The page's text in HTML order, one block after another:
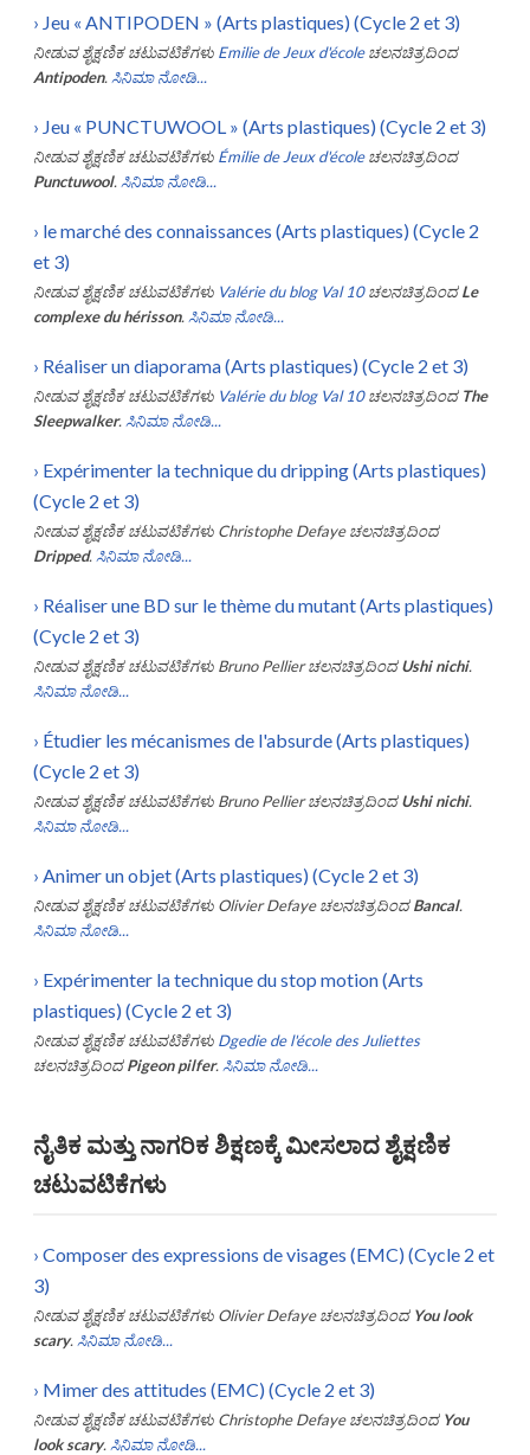
› Jeu « ANTIPODEN » (Arts plastiques) (Cycle 2 et 3)
ನೀಡುವ ಶೈಕ್ಷಣಿಕ ಚಟುವಟಿಕೆಗಳು Emilie de Jeux d'école ಚಲನಚಿತ್ರದಿಂದ
Antipoden. ಸಿನಿಮಾ ನೋಡಿ...
› Jeu « PUNCTUWOOL » (Arts plastiques) (Cycle 2 et 3)
ನೀಡುವ ಶೈಕ್ಷಣಿಕ ಚಟುವಟಿಕೆಗಳು Émilie de Jeux d'école ಚಲನಚಿತ್ರದಿಂದ
Punctuwool. ಸಿನಿಮಾ ನೋಡಿ...
› le marché des connaissances (Arts plastiques) (Cycle 2
et 3)
ನೀಡುವ ಶೈಕ್ಷಣಿಕ ಚಟುವಟಿಕೆಗಳು Valérie du blog Val 10 ಚಲನಚಿತ್ರದಿಂದ Le
complexe du hérisson. ಸಿನಿಮಾ ನೋಡಿ...
› Réaliser un diaporama (Arts plastiques) (Cycle 2 et 3)
ನೀಡುವ ಶೈಕ್ಷಣಿಕ ಚಟುವಟಿಕೆಗಳು Valérie du blog Val 10 ಚಲನಚಿತ್ರದಿಂದ The
Sleepwalker. ಸಿನಿಮಾ ನೋಡಿ...
› Expérimenter la technique du dripping (Arts plastiques)
(Cycle 2 et 3)
ನೀಡುವ ಶೈಕ್ಷಣಿಕ ಚಟುವಟಿಕೆಗಳು Christophe Defaye ಚಲನಚಿತ್ರದಿಂದ
Dripped. ಸಿನಿಮಾ ನೋಡಿ...
› Réaliser une BD sur le thème du mutant (Arts plastiques)
(Cycle 2 et 3)
ನೀಡುವ ಶೈಕ್ಷಣಿಕ ಚಟುವಟಿಕೆಗಳು Bruno Pellier ಚಲನಚಿತ್ರದಿಂದ Ushi nichi.
ಸಿನಿಮಾ ನೋಡಿ...
› Étudier les mécanismes de l'absurde (Arts plastiques)
(Cycle 2 et 3)
ನೀಡುವ ಶೈಕ್ಷಣಿಕ ಚಟುವಟಿಕೆಗಳು Bruno Pellier ಚಲನಚಿತ್ರದಿಂದ Ushi nichi.
ಸಿನಿಮಾ ನೋಡಿ...
› Animer un objet (Arts plastiques) (Cycle 2 et 3)
ನೀಡುವ ಶೈಕ್ಷಣಿಕ ಚಟುವಟಿಕೆಗಳು Olivier Defaye ಚಲನಚಿತ್ರದಿಂದ Bancal.
ಸಿನಿಮಾ ನೋಡಿ...
› Expérimenter la technique du stop motion (Arts
plastiques) (Cycle 2 et 3)
ನೀಡುವ ಶೈಕ್ಷಣಿಕ ಚಟುವಟಿಕೆಗಳು Dgedie de l'école des Juliettes
ಚಲನಚಿತ್ರದಿಂದ Pigeon pilfer. ಸಿನಿಮಾ ನೋಡಿ...
ನೈತಿಕ ಮತ್ತು ನಾಗರಿಕ ಶಿಕ್ಷಣಕ್ಕೆ ಮೀಸಲಾದ ಶೈಕ್ಷಣಿಕ
ಚಟುವಟಿಕೆಗಳು
› Composer des expressions de visages (EMC) (Cycle 2 et
3)
ನೀಡುವ ಶೈಕ್ಷಣಿಕ ಚಟುವಟಿಕೆಗಳು Olivier Defaye ಚಲನಚಿತ್ರದಿಂದ You look
scary. ಸಿನಿಮಾ ನೋಡಿ...
› Mimer des attitudes (EMC) (Cycle 2 et 3)
ನೀಡುವ ಶೈಕ್ಷಣಿಕ ಚಟುವಟಿಕೆಗಳು Christophe Defaye ಚಲನಚಿತ್ರದಿಂದ You
look scary. ಸಿನಿಮಾ ನೋಡಿ...